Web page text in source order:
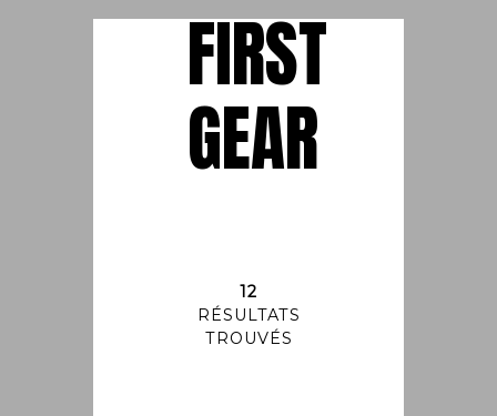
FIRST
GEAR
12
RÉSULTATS
TROUVÉS